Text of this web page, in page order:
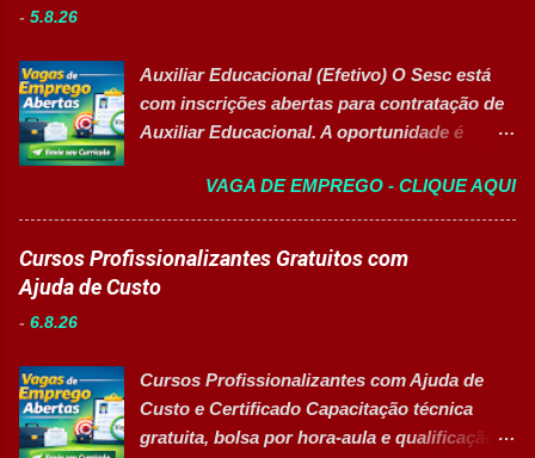
- 5.8.26
Auxiliar Educacional (Efetivo) O Sesc está
com inscrições abertas para contratação de
Auxiliar Educacional. A oportunidade é
nas áreas da educação que desejam atuar
em ambiente escolar, apoiando professores
e estudantes. 👉 CANDIDATAR-SE AGORA
Resumo da vaga Cargo: Auxiliar
agosto de 2026 Vaga inclusiva para Pessoas
com Deficiência (PcD). Principais atividades
Apoiar professores durante atividades
VAGA DE EMPREGO - CLIQUE AQUI
Cursos Profissionalizantes Gratuitos com
Ajuda de Custo
- 6.8.26
Cursos Profissionalizantes com Ajuda de
Custo e Certificado Capacitação técnica
gratuita, bolsa por hora-aula e qualificação